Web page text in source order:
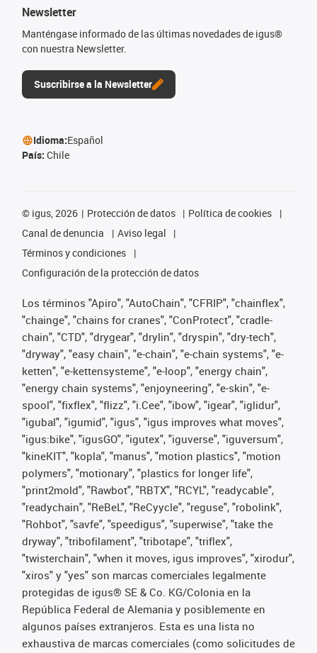
Newsletter
Manténgase informado de las últimas novedades de igus®
con nuestra Newsletter.
Suscribirse a la Newsletter
Idioma:Español
País: Chile
© igus, 2026 Protección de datos
Política de cookies
Canal de denuncia
Aviso legal
Términos y condiciones
Configuración de la protección de datos
Los términos "Apiro", "AutoChain", "CFRIP", "chainflex",
"chainge", "chains for cranes", "ConProtect", "cradle-
chain", "CTD", "drygear", "drylin", "dryspin", "dry-tech",
"dryway", "easy chain", "e-chain", "e-chain systems", "e-
ketten", "e-kettensysteme", "e-loop", "energy chain",
"energy chain systems", "enjoyneering", "e-skin", "e-
spool", "fixflex", "flizz", "i.Cee", "ibow", "igear", "iglidur",
"igubal", "igumid", "igus", "igus improves what moves",
"igus:bike", "igusGO", "igutex", "iguverse", "iguversum",
"kineKIT", "kopla", "manus", "motion plastics", "motion
polymers", "motionary", "plastics for longer life",
"print2mold", "Rawbot", "RBTX", "RCYL", "readycable",
"readychain", "ReBeL", "ReCyycle", "reguse", "robolink",
"Rohbot", "savfe", "speedigus", "superwise", "take the
dryway", "tribofilament", "tribotape", "triflex",
"twisterchain", "when it moves, igus improves", "xirodur",
"xiros" y "yes" son marcas comerciales legalmente
protegidas de igus® SE & Co. KG/Colonia en la
República Federal de Alemania y posiblemente en
algunos países extranjeros. Esta es una lista no
exhaustiva de marcas comerciales (como solicitudes de